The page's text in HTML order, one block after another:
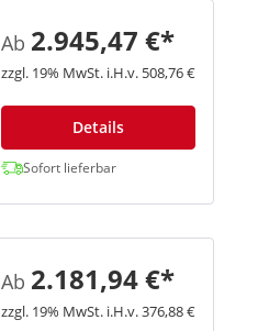
Ab 2.945,47 €*
zzgl. 19% MwSt. i.H.v. 508,76 €
Details
Sofort lieferbar
Ab 2.181,94 €*
zzgl. 19% MwSt. i.H.v. 376,88 €